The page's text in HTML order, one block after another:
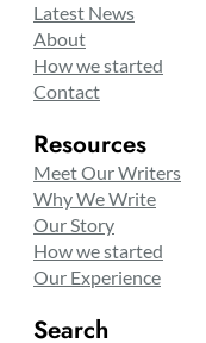
Latest News
About
How we started
Contact
Resources
Meet Our Writers
Why We Write
Our Story
How we started
Our Experience
Search